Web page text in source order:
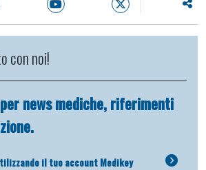
con noi!
news mediche, riferimenti
il tuo account Medikey